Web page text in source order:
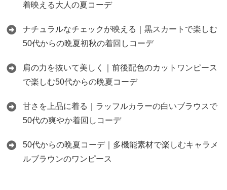
着映える大人の夏コーデ
ナチュラルなチェックが映える｜黒スカートで楽しむ
50代からの晩夏初秋の着回しコーデ
肩の力を抜いて美しく｜前後配色のカットワンピース
で楽しむ50代からの晩夏コーデ
甘さを上品に着る｜ラッフルカラーの白いブラウスで
50代の爽やか着回しコーデ
50代からの晩夏コーデ｜多機能素材で楽しむキャラメ
ルブラウンのワンピース